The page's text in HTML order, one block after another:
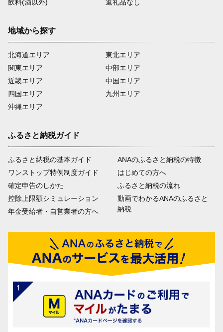
飲料(酒以外)
返礼品なし
地域から探す
北海道エリア
関東エリア
近畿エリア
四国エリア
沖縄エリア
東北エリア
中部エリア
中国エリア
九州エリア
ふるさと納税ガイド
ふるさと納税の基本ガイド
ワンストップ特例制度ガイド
確定申告のしかた
控除上限額シミュレーション
年金受給者・自営業者の方へ
ANAのふるさと納税の特徴
はじめての方へ
ふるさと納税の流れ
動画でわかるANAのふるさと
納税